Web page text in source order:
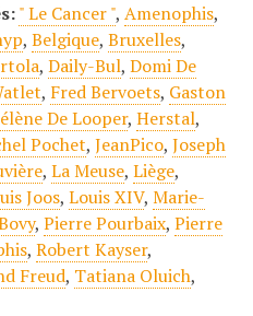
" Le Cancer ", Amenophis,
, Belgique, Bruxelles,
, Daily-Bul, Domi De
, Fred Bervoets, Gaston
De Looper, Herstal,
Pochet, JeanPico, Joseph
, La Meuse, Liège,
Joos, Louis XIV, Marie-
, Pierre Pourbaix, Pierre
, Robert Kayser,
Freud, Tatiana Oluich,